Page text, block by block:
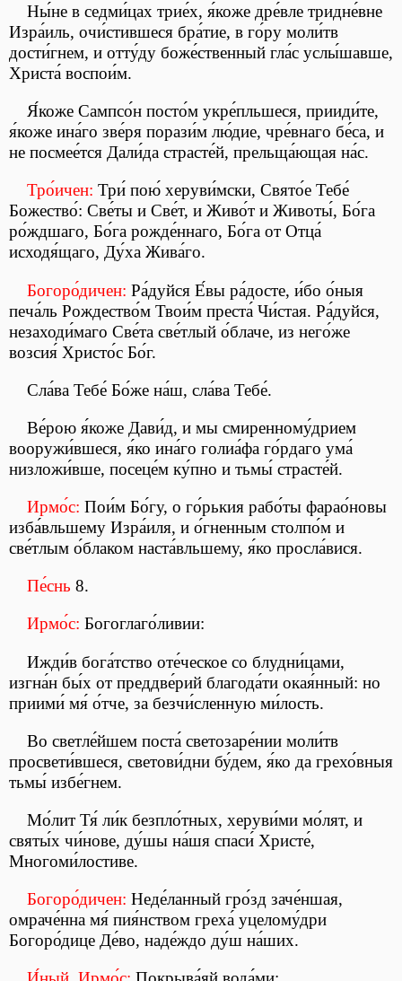
Ны́не в седми́цах трие́х, я́коже дре́вле тридне́вне
Изра́иль, очи́стившеся бра́тие, в го́ру моли́тв
дости́гнем, и отту́ду боже́ственный гла́с услы́шавше,
Христа́ воспои́м.
Я́коже Сампсо́н посто́м укре́пльшеся, прииди́те,
я́коже ина́го зве́ря порази́м лю́дие, чре́внаго бе́са, и
не посмее́тся Дали́да страсте́й, прельща́ющая на́с.
Тро́ичен: Три́ пою́ херуви́мски, Свято́е Тебе́
Божество́: Све́ты и Све́т, и Живо́т и Животы́, Бо́га
ро́ждшаго, Бо́га рожде́ннаго, Бо́га от Отца́
исходя́щаго, Ду́ха Жива́го.
Богоро́дичен: Ра́дуйся Е́вы ра́досте, и́бо о́ныя
печа́ль Рождество́м Твои́м преста́ Чи́стая. Ра́дуйся,
незаходи́маго Све́та све́тлый о́блаче, из него́же
возсия́ Христо́с Бо́г.
Сла́ва Тебе́ Бо́же на́ш, сла́ва Тебе́.
Ве́рою я́коже Дави́д, и мы смиренному́дрием
вооружи́вшеся, я́ко ина́го голиа́фа го́рдаго ума́
низложи́вше, посеце́м ку́пно и тьмы́ страсте́й.
Ирмо́с: Пои́м Бо́гу, о го́рькия рабо́ты фарао́новы
изба́вльшему Изра́иля, и о́гненным столпо́м и
све́тлым о́блаком наста́вльшему, я́ко просла́вися.
Пе́снь 8.
Ирмо́с: Богоглаго́ливии:
Ижди́в бога́тство оте́ческое со блудни́цами,
изгна́н бы́х от преддве́рий благода́ти окая́нный: но
приими́ мя́ о́тче, за безчи́сленную ми́лость.
Во светле́йшем поста́ светозаре́нии моли́тв
просвети́вшеся, светови́дни бу́дем, я́ко да грехо́вныя
тьмы́ избе́гнем.
Мо́лит Тя́ ли́к безпло́тных, херуви́ми мо́лят, и
святы́х чи́нове, ду́шы на́шя спаси́ Христе́,
Многоми́лостиве.
Богоро́дичен: Неде́ланный гро́зд заче́ншая,
омраче́нна мя́ пия́нством греха́ уцелому́дри
Богоро́дице Де́во, наде́ждо ду́ш на́ших.